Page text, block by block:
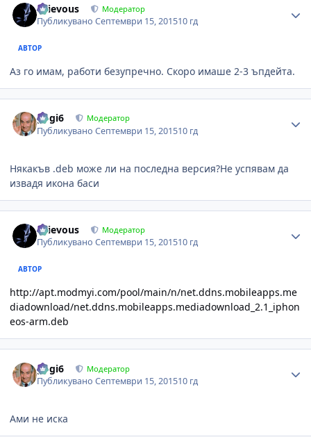
Grievous Модератор
ПубликуваноСептември 15, 201510 гд
АВТОР
Аз го имам, работи безупречно. Скоро имаше 2-3 ъпдейта.
gogi6 Модератор
ПубликуваноСептември 15, 201510 гд
Някакъв .deb може ли на последна версия?Не успявам да
извадя икона баси
Grievous Модератор
ПубликуваноСептември 15, 201510 гд
АВТОР
http://apt.modmyi.com/pool/main/n/net.ddns.mobileapps.me
diadownload/net.ddns.mobileapps.mediadownload_2.1_iphon
eos-arm.deb
gogi6 Модератор
ПубликуваноСептември 15, 201510 гд
Ами не иска